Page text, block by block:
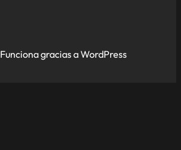
Funciona gracias a WordPress